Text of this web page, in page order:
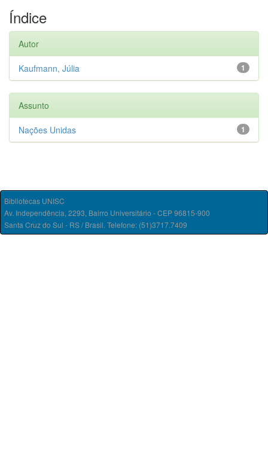
Índice
Autor
1
Kaufmann, Júlia
Assunto
1
Nações Unidas
Bibliotecas UNISC
Av. Independência, 2293, Bairro Universitário - CEP 96815-900
Santa Cruz do Sul - RS / Brasil. Telefone: (51)3717.7409